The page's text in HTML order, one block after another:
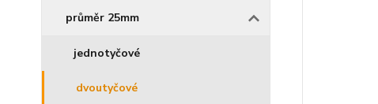
průměr 25mm
jednotyčové
dvoutyčové